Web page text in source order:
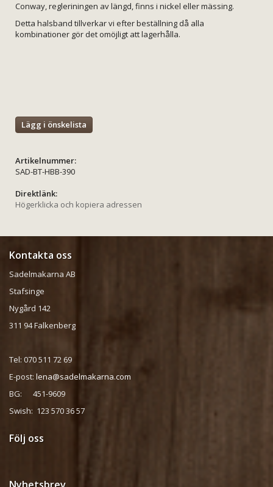
Conway, regleriningen av längd, finns i nickel eller mässing.
Detta halsband tillverkar vi efter beställning då alla
kombinationer gör det omöjligt att lagerhålla.
Lägg i önskelista
Artikelnummer:
SAD-BT-HBB-390
Direktlänk:
Högerklicka och kopiera adressen
Kontakta oss
Sadelmakarna AB
Stafsinge
Nygård 142
311 94 Falkenberg
Tel: 070 511 72 69
E-post: lena@sadelmakarna.com
BG: 451-9609
Swish: 123 570 36 57
Följ oss